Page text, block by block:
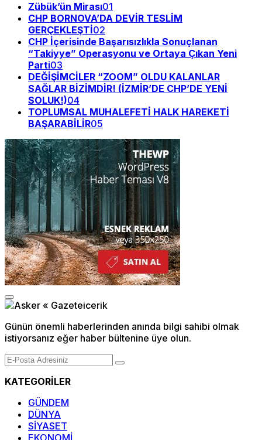
Zübük’ün Mirası01
CHP BORNOVA’DA DEVİR TESLİM
GERÇEKLEŞTİ02
CHP İçerisinde Başarısızlıkla Sonuçlanan
“Takiyye” Operasyonu ve Ortaya Çıkan Yeni
Parti03
DEĞİŞİMCİLER “ZOOM” OLDU KALANLAR
SAĞLAR BİZİMDİR! (İZMİR’DE CHP’DE YENİ
SOLUK!)04
TOPLUMSAL MUHALEFETİ HALK HAREKETİ
BAŞARABİLİR05
Günün önemli haberlerinden anında bilgi sahibi olmak
istiyorsanız eğer haber bültenine üye olun.
KATEGORİLER
GÜNDEM
DÜNYA
SİYASET